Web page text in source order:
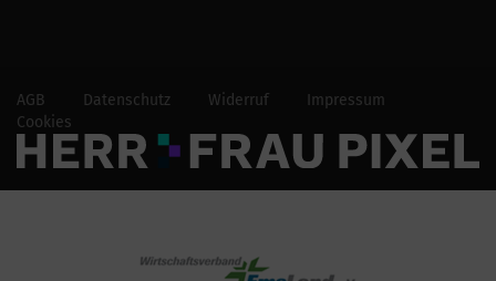
AGB Datenschutz Widerruf
Impressum
Cookies